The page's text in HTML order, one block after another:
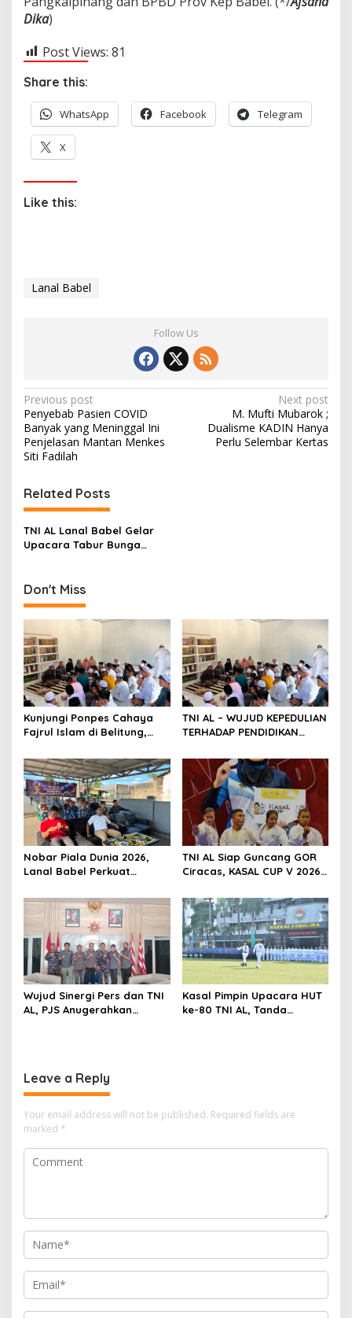
Dika)
Post Views: 81
Share this:
WhatsApp Facebook Telegram
X
Like this:
Lanal Babel
Follow Us
P
o
s
n
a
v
g
a
t
i
o
n
Previous post
Penyebab Pasien COVID
Banyak yang Meninggal Ini
Penjelasan Mantan Menkes
Siti Fadilah
Next post
M. Mufti Mubarok ;
Dualisme KADIN Hanya
Perlu Selembar Kertas
Related Posts
TNI AL Lanal Babel Gelar
Upacara Tabur Bunga
Don't Miss
Kunjungi Ponpes Cahaya
Fajrul Islam di Belitung,
Komitmen TNI AL Dekat
dengan Rakyat
TNI AL – WUJUD KEPEDULIAN
TERHADAP PENDIDIKAN
KUNJUNGI DAN BERIKAN
SANTUNAN DI PONPES
CAHAYA FAJRUL ISLAM
BELITUNG.
Nobar Piala Dunia 2026,
Lanal Babel Perkuat
Kedekatan dengan
Masyarakat Pesisir
TNI AL Siap Guncang GOR
Ciracas, KASAL CUP V 2026
Wujud Sinergi Pers dan TNI
AL, PJS Anugerahkan
Kasal Pimpin Upacara HUT
ke-80 TNI AL, Tanda
Leave a Reply
Your email address will not be published. Required fields are
marked *